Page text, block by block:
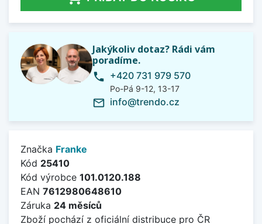
Jakýkoliv dotaz? Rádi vám
poradíme.
phone +420 731 979 570
Po-Pá 9-12, 13-17
mail_outline info@trendo.cz
Značka Franke
Kód 25410
Kód výrobce 101.0120.188
EAN 7612980648610
Záruka 24 měsíců
Zboží pochází z oficiální distribuce pro ČR